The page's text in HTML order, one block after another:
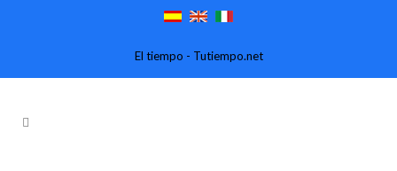
El tiempo - Tutiempo.net